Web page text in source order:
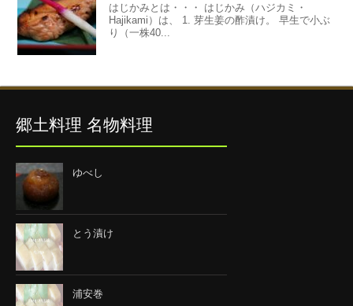
はじかみとは・・・ はじかみ（ハジカミ・
Hajikami）は、 1. 芽生姜の酢漬け。 早生で小ぶ
り（一株40...
郷土料理 名物料理
ゆべし
とう漬け
浦安巻